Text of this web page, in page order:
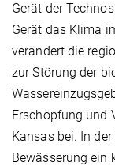
Gerät der
Gerät das Klima
verändert die
zur Störung der
Erschöpfung und
Kansas bei. In
Bewässerung ein